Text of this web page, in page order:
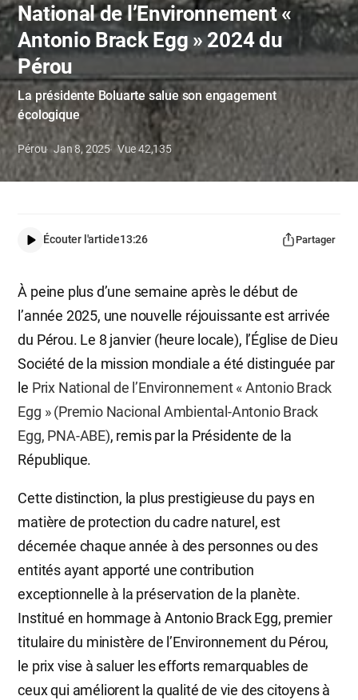
National de l’Environnement «
Antonio Brack Egg » 2024 du
Pérou
La présidente Boluarte salue son engagement
écologique
Pérou Jan 8, 2025 Vue42,135
Écouter l'article13:26 Partager
À peine plus d’une semaine après le début de
l’année 2025, une nouvelle réjouissante est arrivée
du Pérou. Le 8 janvier (heure locale), l’Église de Dieu
Société de la mission mondiale a été distinguée par
le Prix National de l’Environnement « Antonio Brack
Egg » (Premio Nacional Ambiental-Antonio Brack
Egg, PNA-ABE), remis par la Présidente de la
République.
Cette distinction, la plus prestigieuse du pays en
matière de protection du cadre naturel, est
décernée chaque année à des personnes ou des
entités ayant apporté une contribution
exceptionnelle à la préservation de la planète.
Institué en hommage à Antonio Brack Egg, premier
titulaire du ministère de l’Environnement du Pérou,
le prix vise à saluer les efforts remarquables de
ceux qui améliorent la qualité de vie des citoyens à